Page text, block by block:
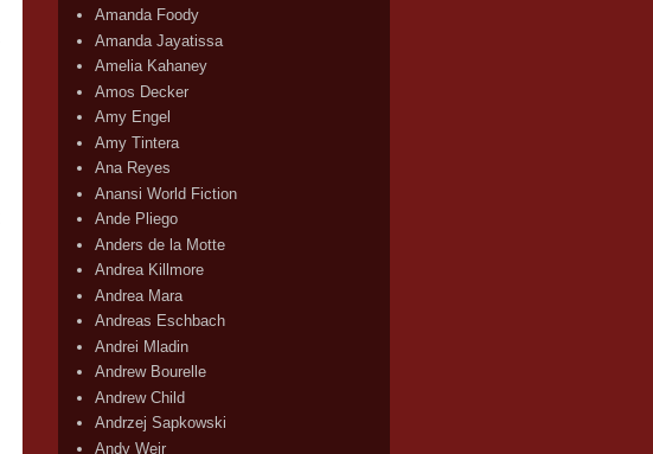
Amanda Foody
Amanda Jayatissa
Amelia Kahaney
Amos Decker
Amy Engel
Amy Tintera
Ana Reyes
Anansi World Fiction
Ande Pliego
Anders de la Motte
Andrea Killmore
Andrea Mara
Andreas Eschbach
Andrei Mladin
Andrew Bourelle
Andrew Child
Andrzej Sapkowski
Andy Weir